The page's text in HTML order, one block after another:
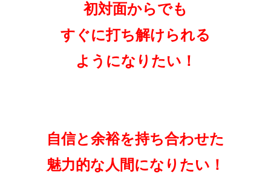
初対面からでも
すぐに打ち解けられる
ようになりたい！
自信と余裕を持ち合わせた
魅力的な人間になりたい！